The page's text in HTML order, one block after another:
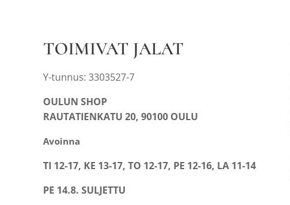
TOIMIVAT JALAT
Y-tunnus: 3303527-7
OULUN SHOP
RAUTATIENKATU 20, 90100 OULU
Avoinna
TI 12-17, KE 13-17, TO 12-17, PE 12-16, LA 11-14
PE 14.8. SULJETTU